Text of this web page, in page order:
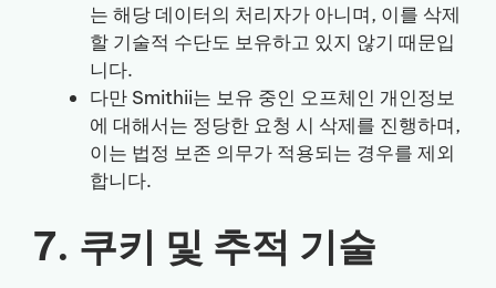
는 해당 데이터의 처리자가 아니며, 이를 삭제
할 기술적 수단도 보유하고 있지 않기 때문입
니다.
다만 Smithii는 보유 중인 오프체인 개인정보
에 대해서는 정당한 요청 시 삭제를 진행하며,
이는 법정 보존 의무가 적용되는 경우를 제외
합니다.
7. 쿠키 및 추적 기술